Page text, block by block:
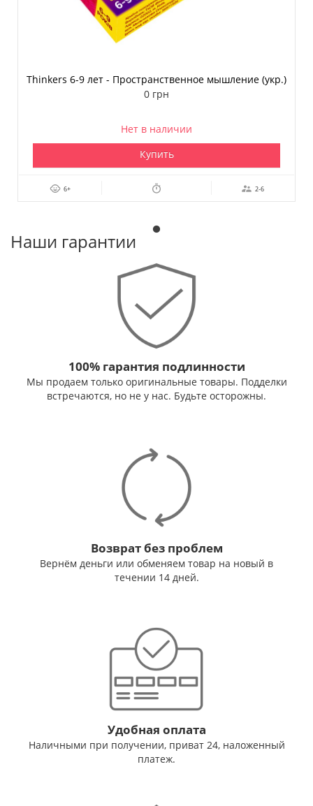
Thinkers 6-9 лет - Пространственное мышление (укр.)
0 грн
Нет в наличии
Купить
6+ 2-6
Наши гарантии
100% гарантия подлинности
Мы продаем только оригинальные товары. Подделки
встречаются, но не у нас. Будьте осторожны.
Возврат без проблем
Вернём деньги или обменяем товар на новый в
течении 14 дней.
Удобная оплата
Наличными при получении, приват 24, наложенный
платеж.